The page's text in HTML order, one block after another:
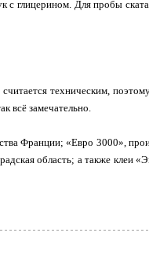
с глицерином. Для пробы
техническим,
всё замечательно.
Франции; «Евро 3000»,
область; а также клеи